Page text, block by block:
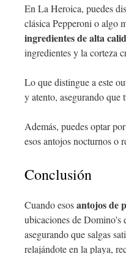
En La Heroica, puedes
clásica Pepperoni o algo
ingredientes de alta
ingredientes y la corteza
Lo que distingue a este
y atento, asegurando que
Además, puedes optar por
esos antojos nocturnos o
Conclusión
Cuando esosantojos de
ubicaciones de Domino's
asegurando que salgas
relajándote en la playa,